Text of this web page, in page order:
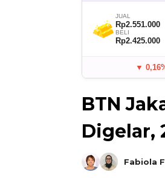
JUAL
Rp2.551.000
BELI
Rp2.425.000
▼
BTN
Digelar,
Fabiola